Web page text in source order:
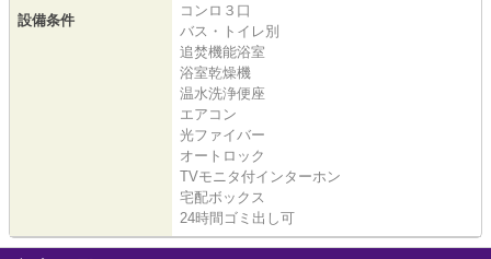
設備条件
コンロ３口
バス・トイレ別
追焚機能浴室
浴室乾燥機
温水洗浄便座
エアコン
光ファイバー
オートロック
TVモニタ付インターホン
宅配ボックス
24時間ゴミ出し可